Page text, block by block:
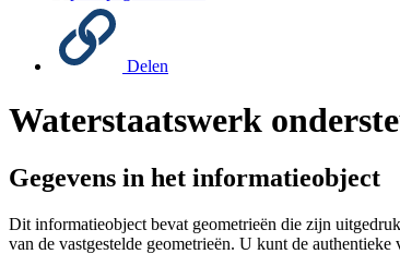
Delen
Waterstaatswerk
Gegevens in het informatieobject
Dit informatieobject bevat geometrieën die zijn
van de vastgestelde geometrieën. U kunt de